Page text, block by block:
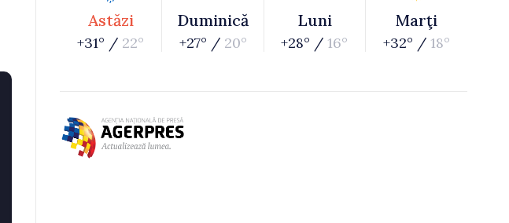
Astăzi
+31° / 22°
Duminică
+27° / 20°
Luni
+28° / 16°
Marţi
+32° / 18°